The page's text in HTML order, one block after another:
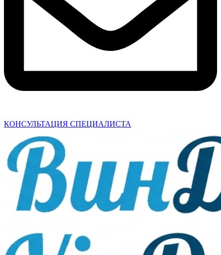
КОНСУЛЬТАЦИЯ СПЕЦИАЛИСТА